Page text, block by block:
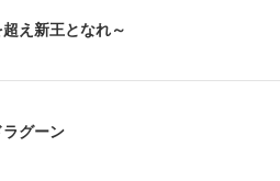
え新王となれ～
グーン